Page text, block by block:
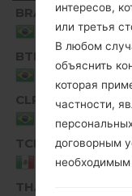
Регион
BRA
Brazil
BTM
CLR
Brazil
TCL
Mexico
THA
интересов,
или третья
В любом
объяснить
которая
частности,
договорным
необходимым